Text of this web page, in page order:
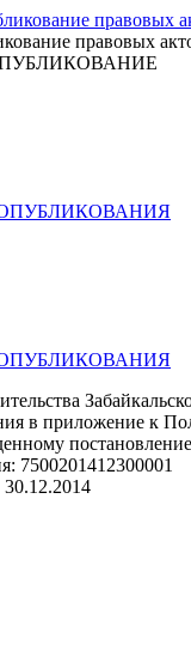
правовых
в приложение к
7500201412300001
30.12.2014